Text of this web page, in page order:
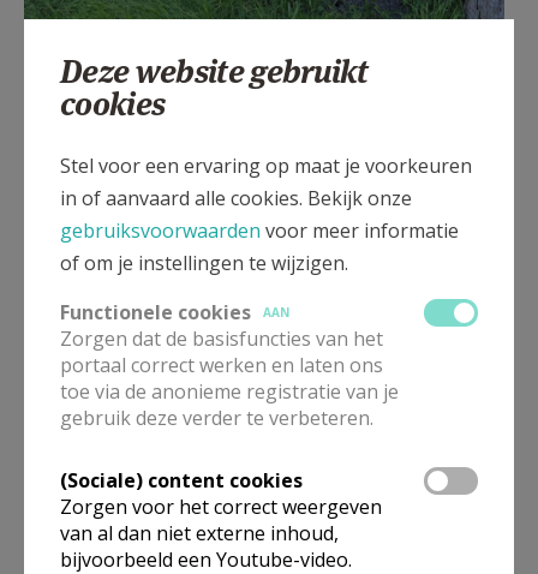
nog een mooi onderhouden kapelletje
Gepubliceerd door
Onderhoud en beleving Vlaanderens kapelletjes
Meer
Deze website gebruikt
cookies
Stel voor een ervaring op maat je voorkeuren
in of aanvaard alle cookies. Bekijk onze
gebruiksvoorwaarden voor meer informatie
of om je instellingen te wijzigen.
Functionele cookies
AAN
Zorgen dat de basisfuncties van het
portaal correct werken en laten ons
toe via de anonieme registratie van je
gebruik deze verder te verbeteren.
(Sociale) content cookies
Zorgen voor het correct weergeven
van al dan niet externe inhoud,
bijvoorbeeld een Youtube-video.